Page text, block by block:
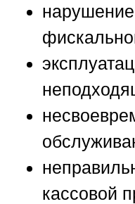
кассовой